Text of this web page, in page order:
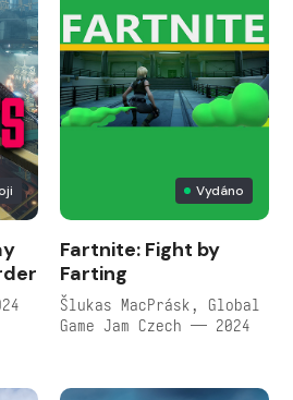
Vydáno
Fartnite: Fight by
Farting
Šlukas MacPrásk, Global
Game Jam Czech — 2024